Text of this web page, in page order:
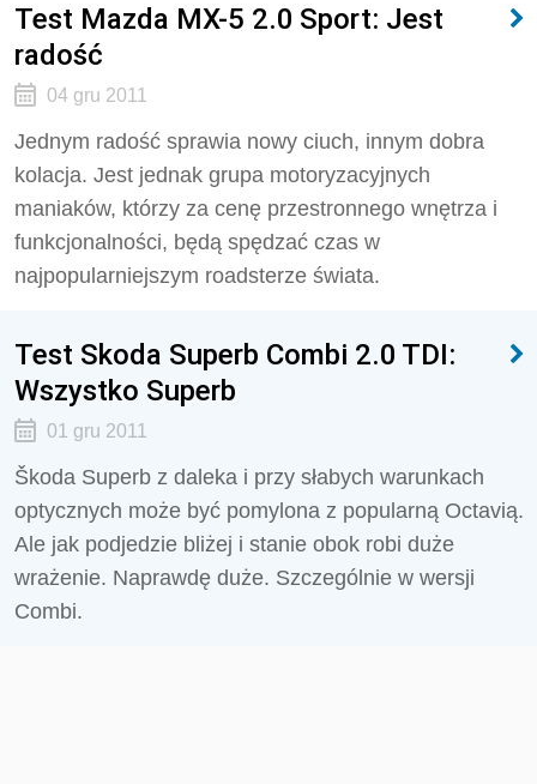
Test Mazda MX-5 2.0 Sport: Jest
radość
04 gru 2011
Jednym radość sprawia nowy ciuch, innym dobra
kolacja. Jest jednak grupa motoryzacyjnych
maniaków, którzy za cenę przestronnego wnętrza i
funkcjonalności, będą spędzać czas w
najpopularniejszym roadsterze świata.
Test Skoda Superb Combi 2.0 TDI:
Wszystko Superb
01 gru 2011
Škoda Superb z daleka i przy słabych warunkach
optycznych może być pomylona z popularną Octavią.
Ale jak podjedzie bliżej i stanie obok robi duże
wrażenie. Naprawdę duże. Szczególnie w wersji
Combi.